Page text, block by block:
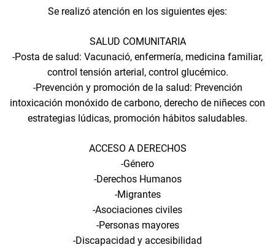
Se realizó atención en los siguientes ejes:
SALUD COMUNITARIA
-Posta de salud: Vacunació, enfermería, medicina familiar,
control tensión arterial, control glucémico.
-Prevención y promoción de la salud: Prevención
intoxicación monóxido de carbono, derecho de niñeces con
estrategias lúdicas, promoción hábitos saludables.
ACCESO A DERECHOS
-Género
-Derechos Humanos
-Migrantes
-Asociaciones civiles
-Personas mayores
-Discapacidad y accesibilidad